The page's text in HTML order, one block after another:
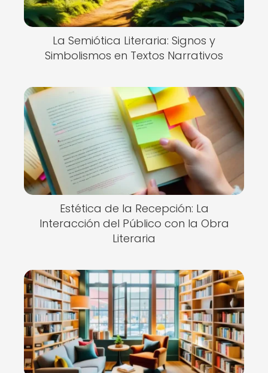
La Semiótica Literaria: Signos y
Simbolismos en Textos Narrativos
Estética de la Recepción: La
Interacción del Público con la Obra
Literaria